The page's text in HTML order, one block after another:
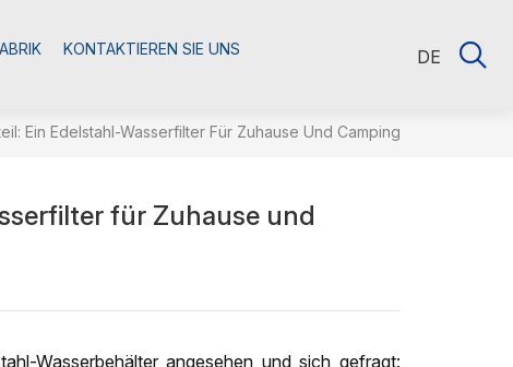
KONTAKTIEREN SIE UNS DE
Ein Edelstahl-Wasserfilter Für Zuhause Und Camping
für Zuhause und
Wasserbehälter angesehen und sich gefragt: